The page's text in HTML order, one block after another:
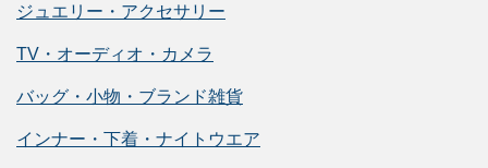
ジュエリー・アクセサリー
TV・オーディオ・カメラ
バッグ・小物・ブランド雑貨
インナー・下着・ナイトウエア